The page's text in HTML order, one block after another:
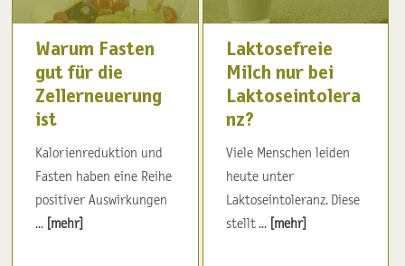
Warum Fasten
gut für die
Zellerneuerung
ist
Kalorienreduktion und
Fasten haben eine Reihe
positiver Auswirkungen
... [mehr]
Laktosefreie
Milch nur bei
Laktoseintolera
nz?
Viele Menschen leiden
heute unter
Laktoseintoleranz. Diese
stellt ... [mehr]